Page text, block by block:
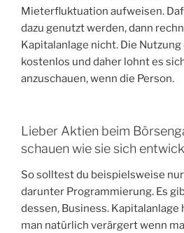
Mieterfluktuation aufweisen.
dazu genutzt werden, dann
Kapitalanlage nicht. Die
kostenlos und daher lohnt es
anzuschauen, wenn die Person.
Lieber Aktien beim
schauen wie sie sich
So solltest du beispielsweise
darunter Programmierung. Es
dessen, Business. Kapitalanlage
man natürlich verärgert wenn